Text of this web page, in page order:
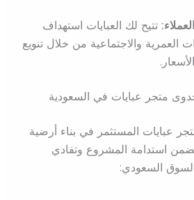
تتيح لك العبايات استهداف
العمرية والاجتماعية من خلال تنويع
متجر عبايات في السعودية
عبايات المستثمر في بناء أرضية
استدامة المشروع وتفادي
السعودي: